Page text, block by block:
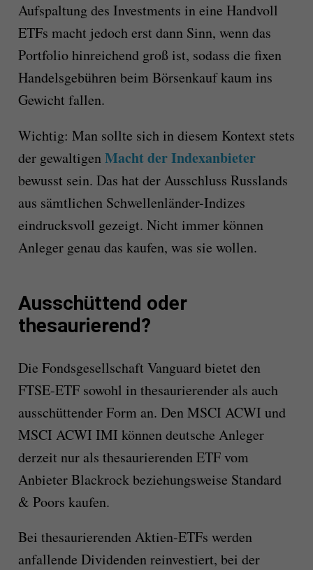
Aufspaltung des Investments in eine Handvoll
ETFs macht jedoch erst dann Sinn, wenn das
Portfolio hinreichend groß ist, sodass die fixen
Handelsgebühren beim Börsenkauf kaum ins
Gewicht fallen.
Wichtig: Man sollte sichin diesem Kontext stets
der gewaltigenMacht der Indexanbieter
bewusst sein. Das hat der Ausschluss Russlands
aus sämtlichen Schwellenländer-Indizes
eindrucksvoll gezeigt. Nicht immer können
Anleger genau das kaufen, was sie wollen.
Ausschüttend oder
thesaurierend?
Die Fondsgesellschaft Vanguard bietet den
FTSE-ETF sowohl in thesaurierender als auch
ausschüttender Form an. Den MSCI ACWI und
MSCI ACWI IMI können deutsche Anleger
derzeit nur als thesaurierenden ETF vom
Anbieter Blackrock beziehungsweise Standard
& Poors kaufen.
Bei thesaurierenden Aktien-ETFs werden
anfallende Dividenden reinvestiert, bei der